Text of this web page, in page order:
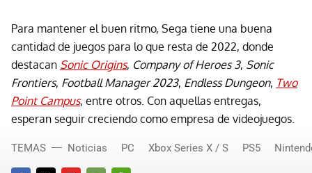
Para mantener el buen ritmo, Sega tiene una buena
cantidad de juegos para lo que resta de 2022, donde
destacan Sonic Origins, Company of Heroes 3, Sonic
Frontiers, Football Manager 2023, Endless Dungeon, Two
Point Campus, entre otros. Con aquellas entregas,
esperan seguir creciendo como empresa de videojuegos.
TEMAS Noticias PC Xbox Series X / S PS5